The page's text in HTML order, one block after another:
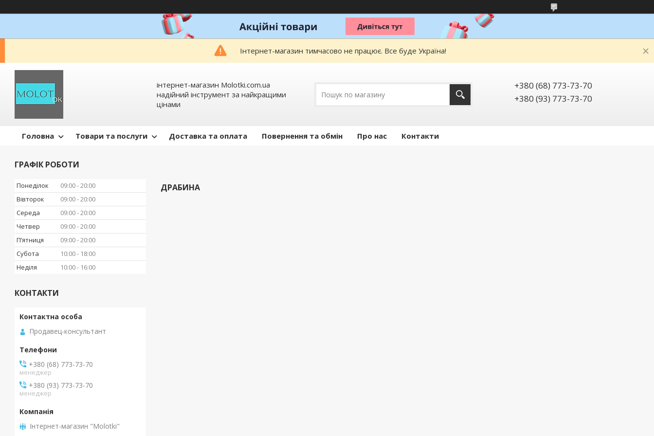
Інтернет-магазин тимчасово не працює. Все буде Україна!
інтернет-магазин Molotki.com.ua
надійний інструмент за найкращими
цінами
+380 (68) 773-73-70
+380 (93) 773-73-70
Головна Товари та послуги Доставка та оплата Повернення та обмін Про нас Контакти
ДРАБИНА
ГРАФІК РОБОТИ
Понеділок 09:00 20:00
Вівторок
09:00 20:00
Середа
09:00 20:00
Четвер
09:00 20:00
Пʼятниця
09:00 20:00
Субота
10:00
18:00
Неділя
10:00 16:00
КОНТАКТИ
Продавец-консультант
+380 (68) 773-73-70
менеджер
+380 (93) 773-73-70
менеджер
Інтернет-магазин "Molotki"